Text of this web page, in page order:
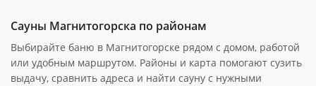
Сауны Магнитогорска по районам
Выбирайте баню в Магнитогорске рядом с домом, работой
или удобным маршрутом. Районы и карта помогают сузить
выдачу, сравнить адреса и найти сауну с нужными